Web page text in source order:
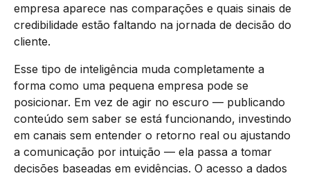
empresa aparece nas comparações e quais sinais de
credibilidade estão faltando na jornada de decisão do
cliente.
Esse tipo de inteligência muda completamente a
forma como uma pequena empresa pode se
posicionar. Em vez de agir no escuro — publicando
conteúdo sem saber se está funcionando, investindo
em canais sem entender o retorno real ou ajustando
a comunicação por intuição — ela passa a tomar
decisões baseadas em evidências. O acesso a dados